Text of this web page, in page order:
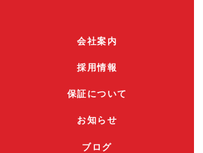
会社案内
採用情報
保証について
お知らせ
ブログ